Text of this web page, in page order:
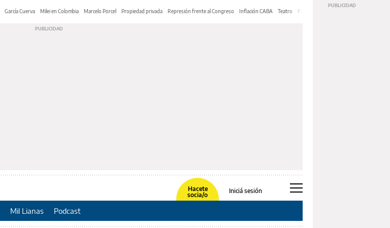
García Cuerva Milei en Colombia Marcelo Porcel Propiedad privada Represión frente al Congreso Inflación CABA Teatro Feria de Editores
Hacete
socia/o
Iniciá sesión
Mil Lianas Podcast